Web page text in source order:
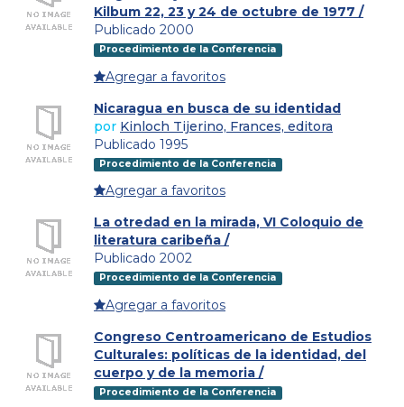
Kilbum 22, 23 y 24 de octubre de 1977 /
Publicado 2000
Procedimiento de la Conferencia
Agregar a favoritos
Nicaragua en busca de su identidad
por Kinloch Tijerino, Frances, editora
Publicado 1995
Procedimiento de la Conferencia
Agregar a favoritos
La otredad en la mirada, VI Coloquio de
literatura caribeña /
Publicado 2002
Procedimiento de la Conferencia
Agregar a favoritos
Congreso Centroamericano de Estudios
Culturales: políticas de la identidad, del
cuerpo y de la memoria /
Procedimiento de la Conferencia